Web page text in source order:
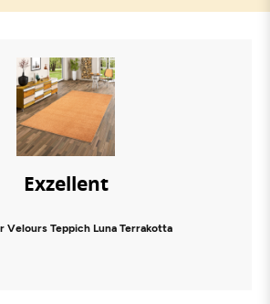
Exzellent
Velours Teppich Luna Terrakotta